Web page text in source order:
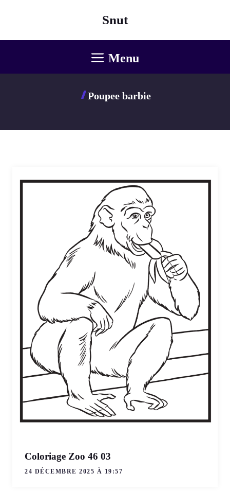
Snut
Menu
Poupee barbie
Coloriage Zoo 46 03
24 DÉCEMBRE 2025 À 19:57